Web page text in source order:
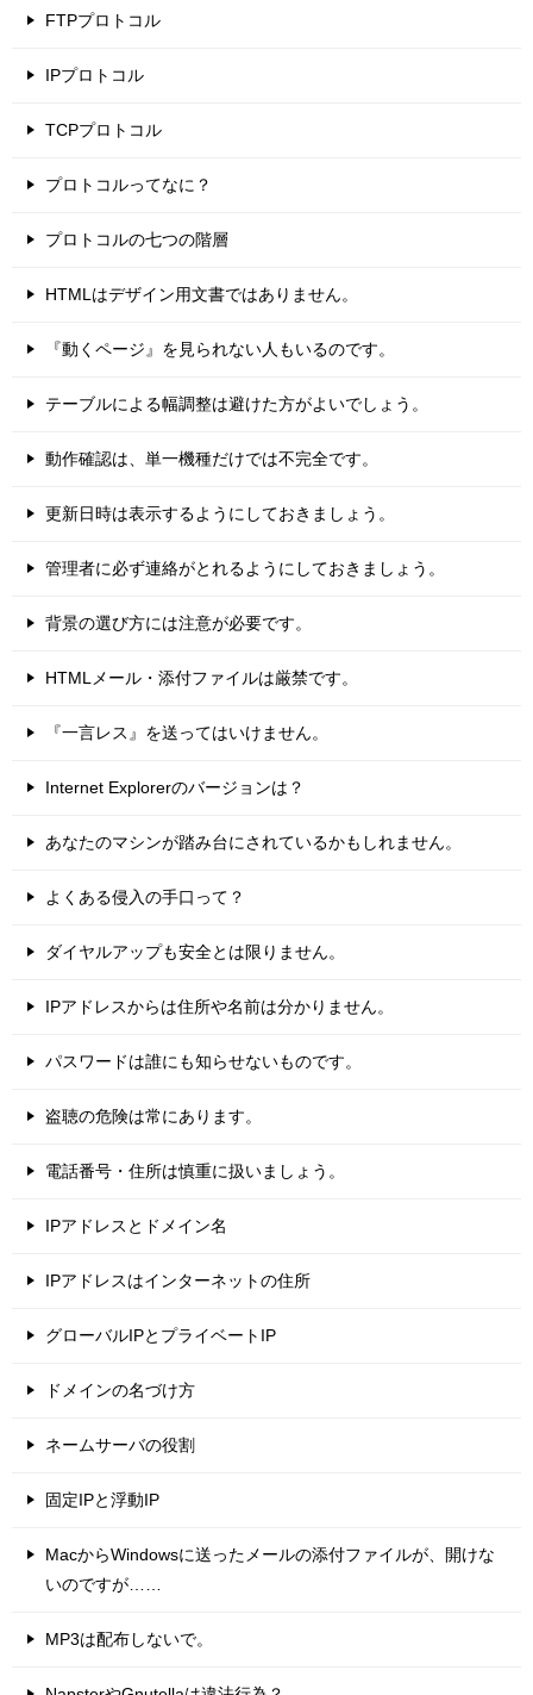
FTPプロトコル
IPプロトコル
TCPプロトコル
プロトコルってなに？
プロトコルの七つの階層
HTMLはデザイン用文書ではありません。
『動くページ』を見られない人もいるのです。
テーブルによる幅調整は避けた方がよいでしょう。
動作確認は、単一機種だけでは不完全です。
更新日時は表示するようにしておきましょう。
管理者に必ず連絡がとれるようにしておきましょう。
背景の選び方には注意が必要です。
HTMLメール・添付ファイルは厳禁です。
『一言レス』を送ってはいけません。
Internet Explorerのバージョンは？
あなたのマシンが踏み台にされているかもしれません。
よくある侵入の手口って？
ダイヤルアップも安全とは限りません。
IPアドレスからは住所や名前は分かりません。
パスワードは誰にも知らせないものです。
盗聴の危険は常にあります。
電話番号・住所は慎重に扱いましょう。
IPアドレスとドメイン名
IPアドレスはインターネットの住所
グローバルIPとプライベートIP
ドメインの名づけ方
ネームサーバの役割
固定IPと浮動IP
MacからWindowsに送ったメールの添付ファイルが、開けな
いのですが……
MP3は配布しないで。